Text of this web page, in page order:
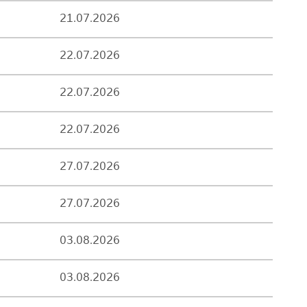
21.07.2026
22.07.2026
22.07.2026
22.07.2026
27.07.2026
27.07.2026
03.08.2026
03.08.2026